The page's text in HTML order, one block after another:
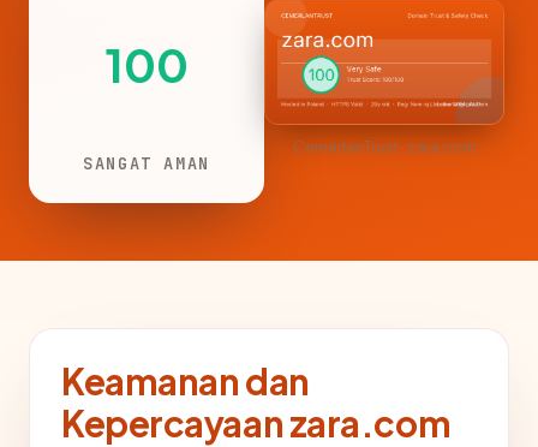
100
SANGAT AMAN
CemerlanTrust · zara.com
Keamanan dan
Kepercayaan zara.com